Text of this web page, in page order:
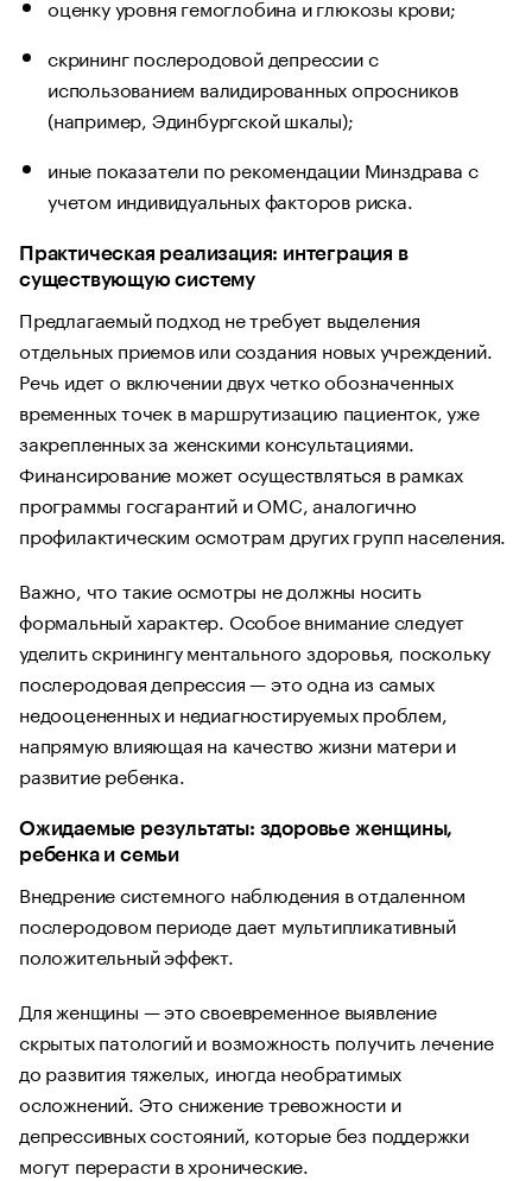
оценку уровня гемоглобина и глюкозы крови;
скрининг послеродовой депрессии с
использованием валидированных опросников
(например, Эдинбургской шкалы);
иные показатели по рекомендации Минздрава с
учетом индивидуальных факторов риска.
Практическая реализация: интеграция в
существующую систему
Предлагаемый подход не требует выделения
отдельных приемов или создания новых учреждений.
Речь идет о включении двух четко обозначенных
временных точек в маршрутизацию пациенток, уже
закрепленных за женскими консультациями.
Финансирование может осуществляться в рамках
программы госгарантий и ОМС, аналогично
профилактическим осмотрам других групп населения.
Важно, что такие осмотры не должны носить
формальный характер. Особое внимание следует
уделить скринингу ментального здоровья, поскольку
послеродовая депрессия — это одна из самых
недооцененных и недиагностируемых проблем,
напрямую влияющая на качество жизни матери и
развитие ребенка.
Ожидаемые результаты: здоровье женщины,
ребенка и семьи
Внедрение системного наблюдения в отдаленном
послеродовом периоде дает мультипликативный
положительный эффект.
Для женщины — это своевременное выявление
скрытых патологий и возможность получить лечение
до развития тяжелых, иногда необратимых
осложнений. Это снижение тревожности и
депрессивных состояний, которые без поддержки
могут перерасти в хронические.